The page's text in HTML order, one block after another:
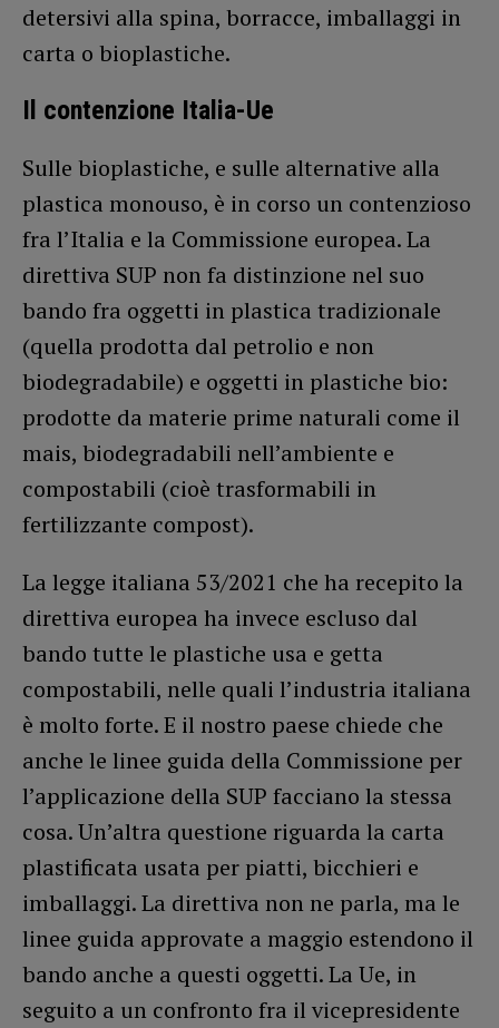
detersivi alla spina, borracce, imballaggi in
carta o bioplastiche.
Il contenzione Italia-Ue
Sulle bioplastiche, e sulle alternative alla
plastica monouso, è in corso un contenzioso
fra l’Italia e la Commissione europea. La
direttiva SUP non fa distinzione nel suo
bando fra oggetti in plastica tradizionale
(quella prodotta dal petrolio e non
biodegradabile) e oggetti in plastiche bio:
prodotte da materie prime naturali come il
mais, biodegradabili nell’ambiente e
compostabili (cioè trasformabili in
fertilizzante compost).
La legge italiana 53/2021 che ha recepito la
direttiva europea ha invece escluso dal
bando tutte le plastiche usa e getta
compostabili, nelle quali l’industria italiana
è molto forte. E il nostro paese chiede che
anche le linee guida della Commissione per
l’applicazione della SUP facciano la stessa
cosa. Un’altra questione riguarda la carta
plastificata usata per piatti, bicchieri e
imballaggi. La direttiva non ne parla, ma le
linee guida approvate a maggio estendono il
bando anche a questi oggetti. La Ue, in
seguito a un confronto fra il vicepresidente